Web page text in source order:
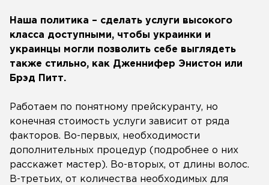
Наша политика – сделать услуги высокого
класса доступными, чтобы украинки и
украинцы могли позволить себе выглядеть
также стильно, как Дженнифер Энистон или
Брэд Питт.
Работаем по понятному прейскуранту, но
конечная стоимость услуги зависит от ряда
факторов. Во-первых, необходимости
дополнительных процедур (подробнее о них
расскажет мастер). Во-вторых, от длины волос.
В-третьих, от количества необходимых для